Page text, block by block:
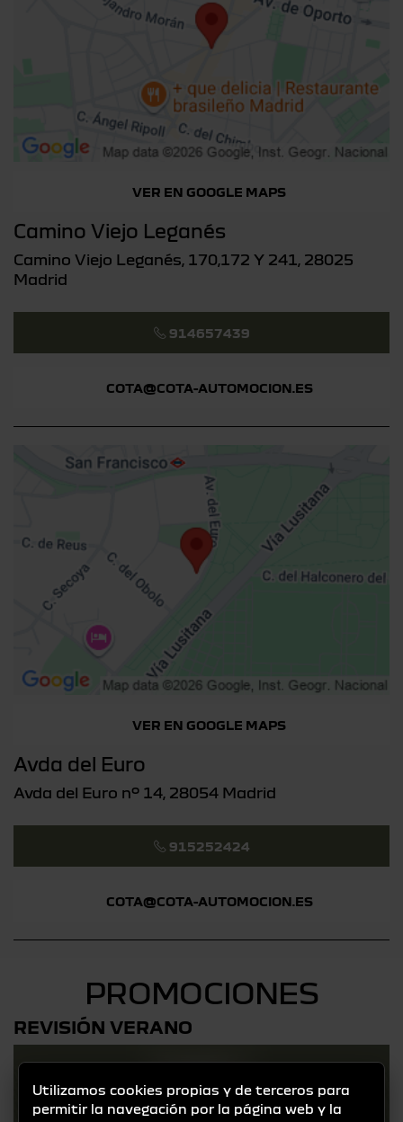
VER EN GOOGLE MAPS
Camino Viejo Leganés
Camino Viejo Leganés, 170,172 Y 241, 28025
Madrid
914657439
COTA@COTA-AUTOMOCION.ES
VER EN GOOGLE MAPS
Avda del Euro
Avda del Euro nº 14, 28054 Madrid
915252424
COTA@COTA-AUTOMOCION.ES
PROMOCIONES
REVISIÓN VERANO
Utilizamos cookies propias y de terceros para
permitir la navegación por la página web y la